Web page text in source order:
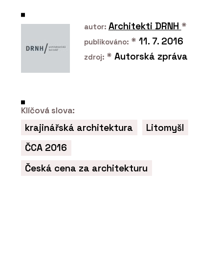
ČLÁNKY
Moderní pojetí páčkových vypínačů
NEXA z tradičních materiálů
autor: Architekti DRNH *
publikováno: * 11. 7. 2016
zdroj: * Autorská zpráva
Klíčová slova:
krajinářská architektura
Litomyšl
ČCA 2016
Česká cena za architekturu